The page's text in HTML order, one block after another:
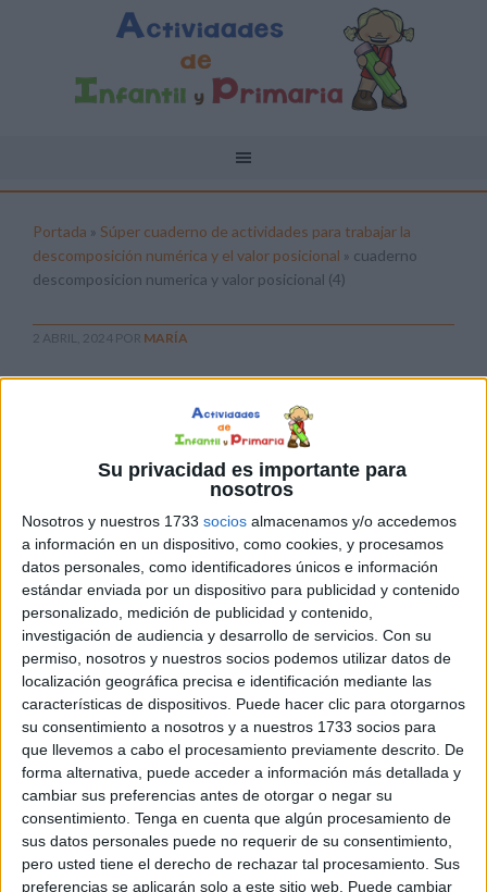
Su privacidad es importante para
nosotros
Nosotros y nuestros 1733 socios almacenamos y/o accedemos
a información en un dispositivo, como cookies, y procesamos
datos personales, como identificadores únicos e información
estándar enviada por un dispositivo para publicidad y contenido
personalizado, medición de publicidad y contenido,
investigación de audiencia y desarrollo de servicios. Con su
permiso, nosotros y nuestros socios podemos utilizar datos de
localización geográfica precisa e identificación mediante las
características de dispositivos. Puede hacer clic para otorgarnos
su consentimiento a nosotros y a nuestros 1733 socios para
que llevemos a cabo el procesamiento previamente descrito. De
forma alternativa, puede acceder a información más detallada y
cambiar sus preferencias antes de otorgar o negar su
consentimiento. Tenga en cuenta que algún procesamiento de
sus datos personales puede no requerir de su consentimiento,
pero usted tiene el derecho de rechazar tal procesamiento. Sus
preferencias se aplicarán solo a este sitio web. Puede cambiar
Portada » Súper cuaderno de actividades para trabajar la
descomposición numérica y el valor posicional » cuaderno
descomposicion numerica y valor posicional (4)
2 ABRIL, 2024 POR MARÍA
numerica y valor posicional (4)
Pulsa sobre el enlace para descargar el